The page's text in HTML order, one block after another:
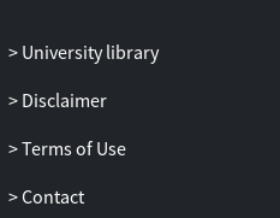
University library
Disclaimer
Terms of Use
Contact